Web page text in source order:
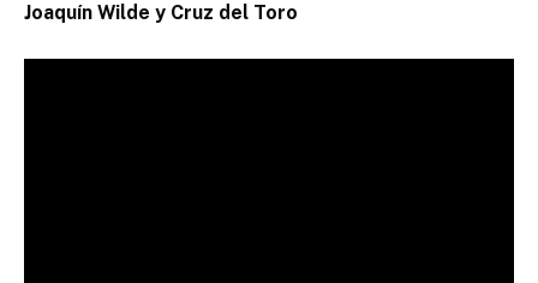
Joaquín Wilde y Cruz del Toro